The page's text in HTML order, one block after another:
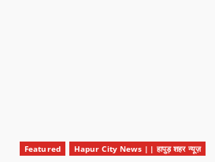
Featured Hapur City News || हापुड़ शहर न्यूज़